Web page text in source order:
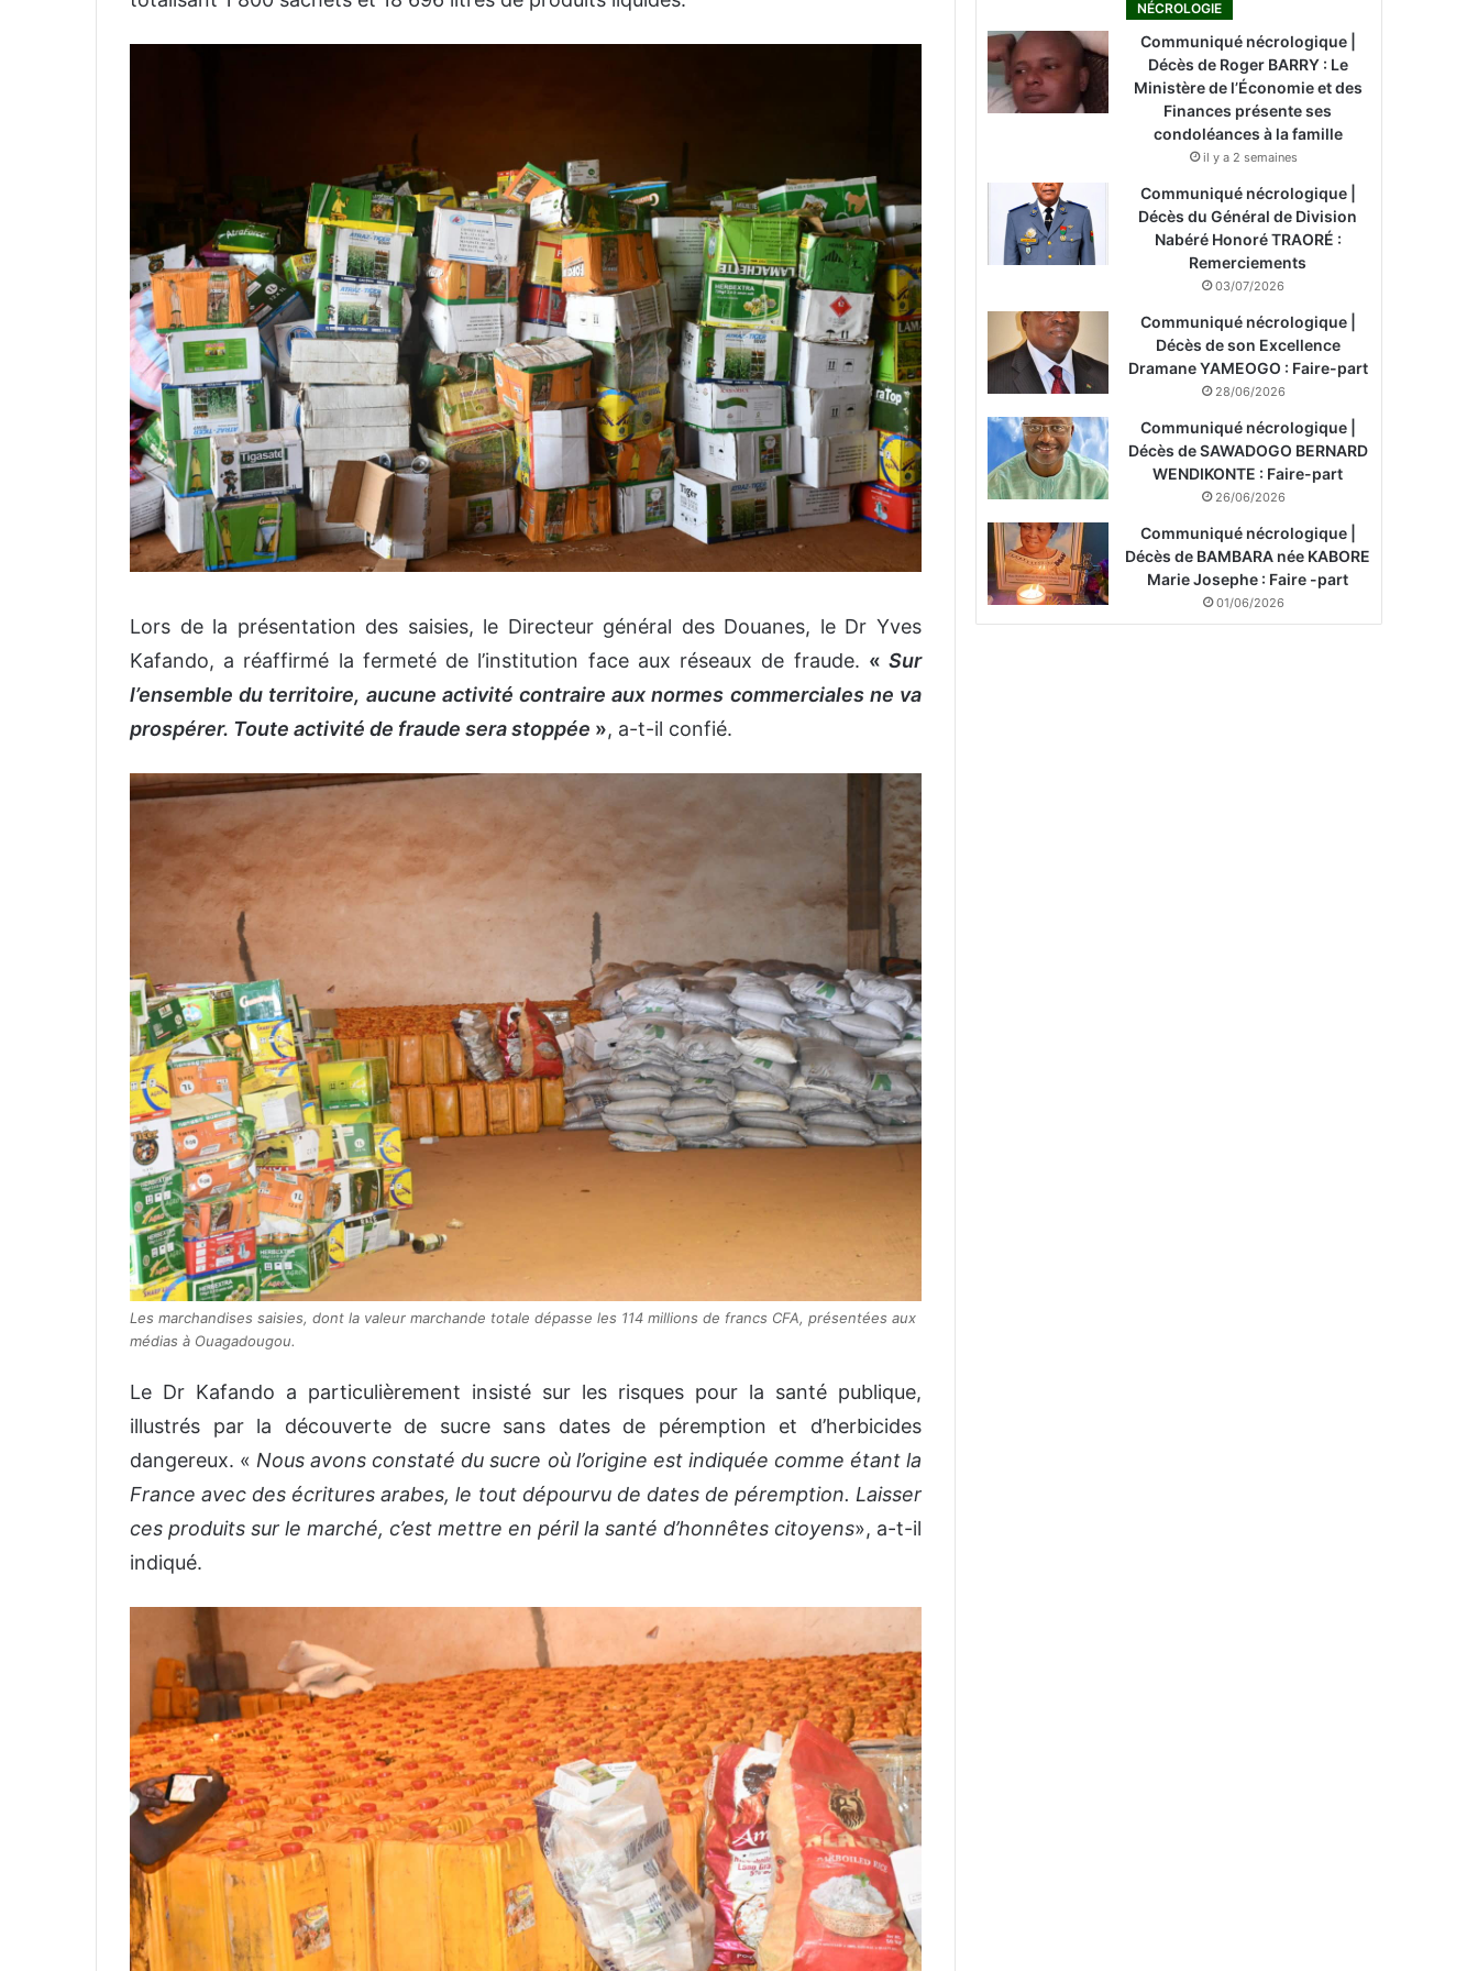
Lors de la présentation des saisies, le Directeur général des Douanes, le Dr Yves
Kafando, a réaffirmé la fermeté de l’institution face aux réseaux de fraude. «Sur
l’ensemble du territoire, aucune activité contraire aux normes commerciales ne va
prospérer. Toute activité de fraude sera stoppée », a-t-il confié.
Les marchandises saisies, dont la valeur marchande totale dépasse les 114 millions de francs CFA, présentées aux
médias à Ouagadougou.
Le Dr Kafando a particulièrement insisté sur les risques pour la santé publique,
illustrés par la découverte de sucre sans dates de péremption et d’herbicides
dangereux. « Nous avons constaté du sucre où l’origine est indiquée comme étant la
France avec des écritures arabes, le tout dépourvu de dates de péremption. Laisser
ces produits sur le marché, c’est mettre en péril la santé d’honnêtes citoyens», a-t-il
indiqué.
NÉCROLOGIE
Communiqué nécrologique |
Décès de Roger BARRY : Le
Ministère de l’Économie et des
Finances présente ses
condoléances à la famille
il y a 2 semaines
Communiqué nécrologique |
Décès du Général de Division
Nabéré Honoré TRAORÉ :
Remerciements
03/07/2026
Communiqué nécrologique |
Décès de son Excellence
Dramane YAMEOGO : Faire-part
28/06/2026
Communiqué nécrologique |
Décès de SAWADOGO BERNARD
WENDIKONTE : Faire-part
26/06/2026
Communiqué nécrologique |
Décès de BAMBARA née KABORE
Marie Josephe : Faire -part
01/06/2026